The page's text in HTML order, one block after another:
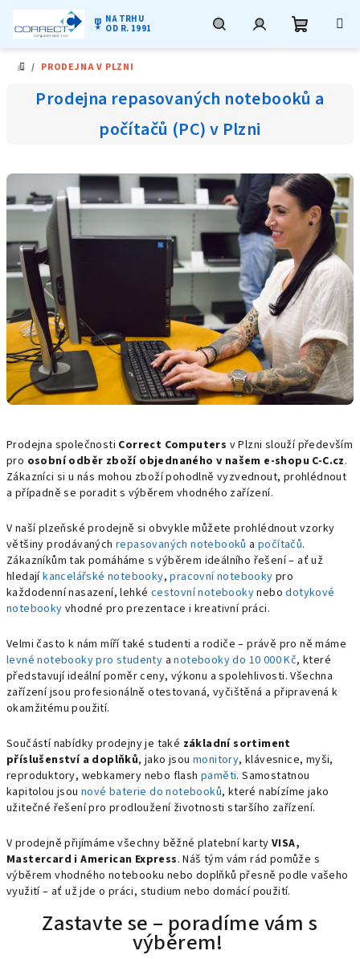
military_tech NA TRHU
OD R. 1991
košík
DOMŮ
/ PRODEJNA V PLZNI
Prodejna repasovaných notebooků a
počítačů (PC) v Plzni
Prodejna společnosti Correct Computers v Plzni slouží především
pro osobní odběr zboží objednaného v našem e-shopu C-C.cz.
Zákazníci si u nás mohou zboží pohodlně vyzvednout, prohlédnout
a případně se poradit s výběrem vhodného zařízení.
V naší plzeňské prodejně si obvykle můžete prohlédnout vzorky
většiny prodávaných repasovaných notebooků apočítačů.
Zákazníkům tak pomáháme s výběrem ideálního řešení – ať už
hledajíkancelářské notebooky,pracovní notebooky pro
každodenní nasazení, lehké cestovní notebookynebodotykové
notebooky vhodné pro prezentace i kreativní práci.
Velmi často k nám míří také studenti a rodiče – právě pro ně máme
levné notebooky pro studenty anotebooky do 10 000 Kč, které
představují ideální poměr ceny, výkonu a spolehlivosti. Všechna
zařízení jsou profesionálně otestovaná, vyčištěná a připravená k
okamžitému použití.
Součástí nabídky prodejny je také základní sortiment
příslušenství a doplňků, jako jsoumonitory, klávesnice, myši,
reproduktory, webkamery nebo flash paměti. Samostatnou
kapitolou jsounové baterie do notebooků, které nabízíme jako
užitečné řešení pro prodloužení životnosti staršího zařízení.
V prodejně přijímáme všechny běžné platební karty VISA,
Mastercard i American Express. Náš tým vám rád pomůže s
výběrem vhodného notebooku nebo doplňků přesně podle vašeho
využití – ať už jde o práci, studium nebo domácí použití.
Zastavte se – poradíme vám s
výběrem!